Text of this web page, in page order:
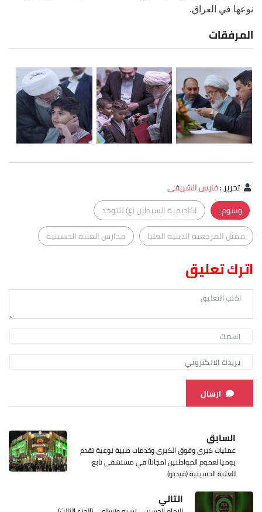
نوعها في العراق.
المرفقات
تحرير:فارس الشريفي
وسوم :
اكاديمية السبطين (ع) للتوحد
ممثل المرجعية الدينية العليا
مدارس العتبة الحسينية
اترك تعليق
ارسال
السابق
عمليات كبرى وفوق الكبرى وخدمات طبية نوعية تقدم
يوميا لعموم المواطنين (مجانا) في مستشفى تابع
للعتبة الحسينية (فيديو)
التالي